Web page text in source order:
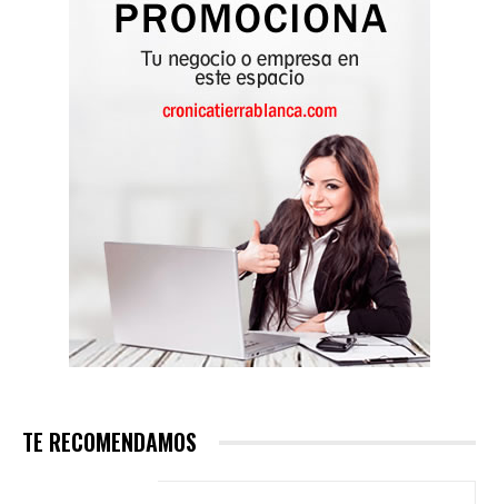
TE RECOMENDAMOS